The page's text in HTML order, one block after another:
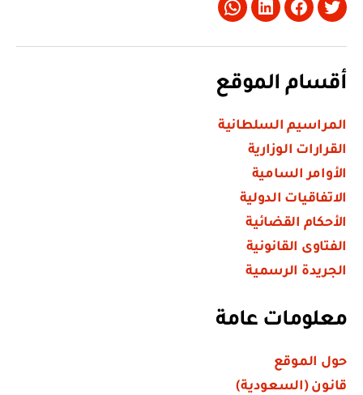
Twitter
Facebook
LinkedIn
Whatsapp
أقسام الموقع
المراسيم السلطانية
القرارات الوزارية
الأوامر السامية
الاتفاقيات الدولية
الأحكام القضائية
الفتاوى القانونية
الجريدة الرسمية
معلومات عامة
حول الموقع
قانون (السعودية)